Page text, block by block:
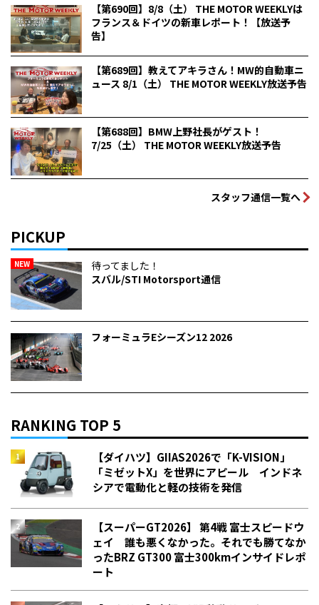
【第690回】8/8（土） THE MOTOR WEEKLYは
フランス＆ドイツの新車レポート！【放送予
告】
【第689回】教えてアキラさん！MW的自動車ニ
ュース 8/1（土） THE MOTOR WEEKLY放送予告
【第688回】BMW上野社長がゲスト！
7/25（土） THE MOTOR WEEKLY放送予告
スタッフ通信一覧へ
PICKUP
NEW
待ってました！
スバル/STI Motorsport通信
フォーミュラEシーズン12 2026
RANKING TOP 5
【ダイハツ】GIIAS2026で「K-VISION」
「ミゼットX」を世界にアピール インドネ
シアで電動化と軽の技術を発信
【スーパーGT2026】 第4戦 富士スピードウ
ェイ 誰も悪くなかった。それでも勝てなか
った――BRZ GT300 富士300kmインサイドレポ
ート